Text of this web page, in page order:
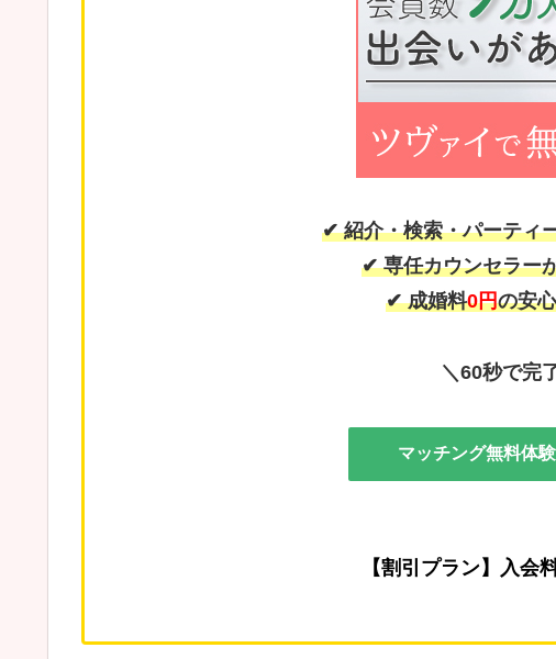
✔ 紹介・検索・パーティ
✔ 専任カウンセラー
✔ 成婚料0円の安
＼60秒で完
マッチング無料体
【割引プラン】入会